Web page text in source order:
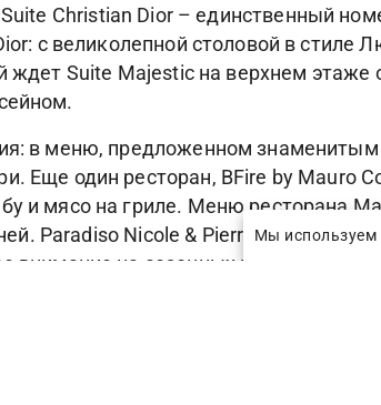
Christian Dior – единственный
с великолепной столовой в стиле
ждет Suite Majestic на верхнем этаже
в меню, предложенном
Еще один ресторан, BFire by Mauro
и мясо на гриле. Меню ресторана
Paradiso Nicole & Pierre –
на сезонных продуктах и
Мы используем